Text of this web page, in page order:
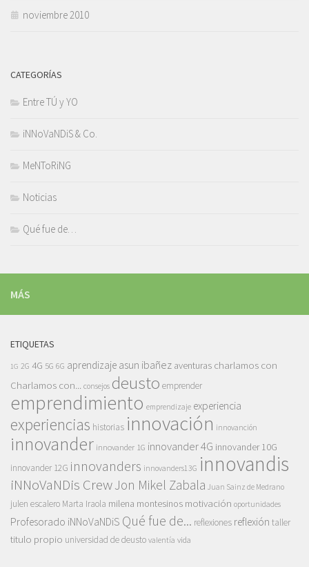
noviembre 2010
CATEGORÍAS
Entre TÚ y YO
iNNoVaNDiS & Co.
MeNToRiNG
Noticias
Qué fue de…
MÁS
ETIQUETAS
1G 2G 4G 5G 6G aprendizaje asun ibañez aventuras charlamos con
Charlamos con... consejos deusto emprender
emprendimiento emprendizaje experiencia
experiencias historias innovación innovanción
innovander innovander 1G innovander 4G innovander 10G
innovander 12G innovanders innovanders13G innovandis
iNNoVaNDis CrewJon Mikel Zabala Juan Sainz de Medrano
julen escalero Marta Iraola milena montesinos motivación oportunidades
Profesorado iNNoVaNDiS Qué fue de... reflexiones reflexión taller
titulo propio universidad de deusto valentía vida